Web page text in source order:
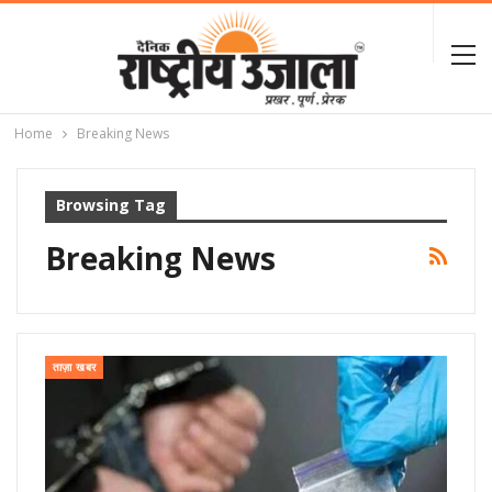
Home Breaking News
Browsing Tag
Breaking News
ताज़ा खबर